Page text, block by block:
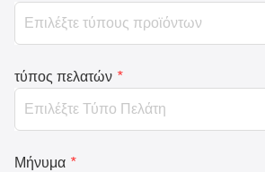
τύπος πελατών *
Μήνυμα *